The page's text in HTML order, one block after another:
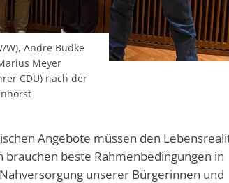
W), Andre Budke
Meyer
CDU) nach der
Angebote müssen den
beste Rahmenbedingungen in
unserer Bürgerinnen und